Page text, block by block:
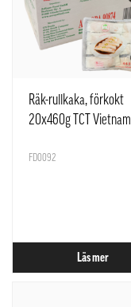
Räk-rullkaka, förkokt
20x460g TCT Vietnam
FD0092
Läs mer